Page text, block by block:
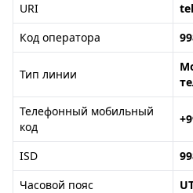
URI
Код оператора
Тип линии
Телефонный мобильный
код
ISD
Часовой пояс